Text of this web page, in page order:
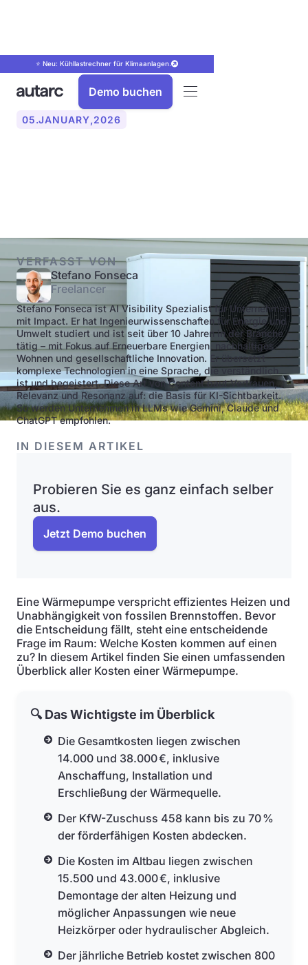
⭐ Neu: Kühllastrechner für Klimaanlagen.
Demo buchen
05.JANUARY,2026
VERFASST VON
Stefano Fonseca
Freelancer
Stefano Fonseca ist AI Visibility Spezialist für Unternehmen
mit Impact. Er hat Ingenieurwissenschaften für Energie und
Umwelt studiert und ist seit über 10 Jahren in der Branche
tätig – mit Fokus auf Erneuerbare Energien, nachhaltiges
Wohnen und gesellschaftliche Innovation. Er übersetzt
komplexe Technologien in eine Sprache, die verständlich
ist und begeistert. Diese Art von Content baut Vertrauen,
Relevanz und Resonanz auf: die Basis für KI-Sichtbarkeit.
So werden Unternehmen in LLMs wie Gemini, Claude und
ChatGPT empfohlen.
IN DIESEM ARTIKEL
Probieren Sie es ganz einfach selber
aus.
Jetzt Demo buchen
Eine Wärmepumpe verspricht effizientes Heizen und
Unabhängigkeit von fossilen Brennstoffen. Bevor
die Entscheidung fällt, steht eine entscheidende
Frage im Raum: Welche Kosten kommen auf einen
zu? In diesem Artikel finden Sie einen umfassenden
Überblick aller Kosten einer Wärmepumpe.
🔍 Das Wichtigste im Überblick
Die Gesamtkosten liegen zwischen
14.000 und 38.000 €, inklusive
Anschaffung, Installation und
Erschließung der Wärmequelle.
Der KfW-Zuschuss 458 kann bis zu 70 %
der förderfähigen Kosten abdecken.
Die Kosten im Altbau liegen zwischen
15.500 und 43.000 €, inklusive
Demontage der alten Heizung und
möglicher Anpassungen wie neue
Heizkörper oder hydraulischer Abgleich.
Der jährliche Betrieb kostet zwischen 800